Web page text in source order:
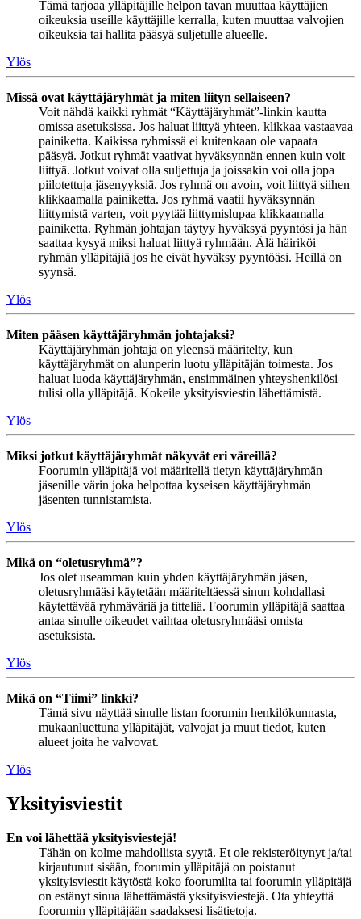
Tämä tarjoaa ylläpitäjille helpon tavan muuttaa käyttäjien
oikeuksia useille käyttäjille kerralla, kuten muuttaa valvojien
oikeuksia tai hallita pääsyä suljetulle alueelle.
Ylös
Missä ovat käyttäjäryhmät ja miten liityn sellaiseen?
Voit nähdä kaikki ryhmät “Käyttäjäryhmät”-linkin kautta
omissa asetuksissa. Jos haluat liittyä yhteen, klikkaa vastaavaa
painiketta. Kaikissa ryhmissä ei kuitenkaan ole vapaata
pääsyä. Jotkut ryhmät vaativat hyväksynnän ennen kuin voit
liittyä. Jotkut voivat olla suljettuja ja joissakin voi olla jopa
piilotettuja jäsenyyksiä. Jos ryhmä on avoin, voit liittyä siihen
klikkaamalla painiketta. Jos ryhmä vaatii hyväksynnän
liittymistä varten, voit pyytää liittymislupaa klikkaamalla
painiketta. Ryhmän johtajan täytyy hyväksyä pyyntösi ja hän
saattaa kysyä miksi haluat liittyä ryhmään. Älä häiriköi
ryhmän ylläpitäjiä jos he eivät hyväksy pyyntöäsi. Heillä on
syynsä.
Ylös
Miten pääsen käyttäjäryhmän johtajaksi?
Käyttäjäryhmän johtaja on yleensä määritelty, kun
käyttäjäryhmät on alunperin luotu ylläpitäjän toimesta. Jos
haluat luoda käyttäjäryhmän, ensimmäinen yhteyshenkilösi
tulisi olla ylläpitäjä. Kokeile yksityisviestin lähettämistä.
Ylös
Miksi jotkut käyttäjäryhmät näkyvät eri väreillä?
Foorumin ylläpitäjä voi määritellä tietyn käyttäjäryhmän
jäsenille värin joka helpottaa kyseisen käyttäjäryhmän
jäsenten tunnistamista.
Ylös
Mikä on “oletusryhmä”?
Jos olet useamman kuin yhden käyttäjäryhmän jäsen,
oletusryhmääsi käytetään määriteltäessä sinun kohdallasi
käytettävää ryhmäväriä ja titteliä. Foorumin ylläpitäjä saattaa
antaa sinulle oikeudet vaihtaa oletusryhmääsi omista
asetuksista.
Ylös
Mikä on “Tiimi” linkki?
Tämä sivu näyttää sinulle listan foorumin henkilökunnasta,
mukaanluettuna ylläpitäjät, valvojat ja muut tiedot, kuten
alueet joita he valvovat.
Ylös
Yksityisviestit
En voi lähettää yksityisviestejä!
Tähän on kolme mahdollista syytä. Et ole rekisteröitynyt ja/tai
kirjautunut sisään, foorumin ylläpitäjä on poistanut
yksityisviestit käytöstä koko foorumilta tai foorumin ylläpitäjä
on estänyt sinua lähettämästä yksityisviestejä. Ota yhteyttä
foorumin ylläpitäjään saadaksesi lisätietoja.